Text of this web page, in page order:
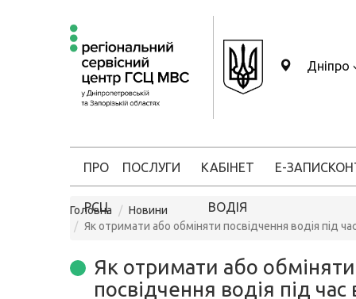
Дніпро
ПРО
РСЦ
ПОСЛУГИ КАБІНЕТ
ВОДІЯ
Е-ЗАПИС
Головна
Новини
Як отримати або обміняти посвідчення водія під
Як отримати або обміняти
посвідчення водія під час